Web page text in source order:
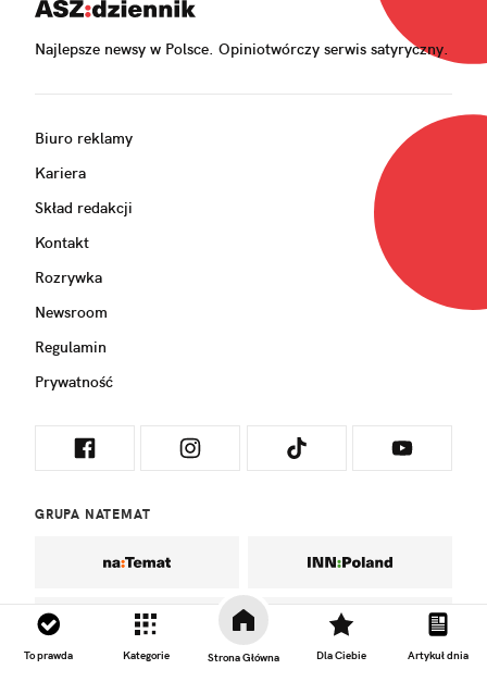
To prawda Kategorie Strona Główna Dla Ciebie Artykuł dnia
Najlepsze newsy w Polsce. Opiniotwórczy serwis satyryczny.
Biuro reklamy
Kariera
Skład redakcji
Kontakt
Rozrywka
Newsroom
Regulamin
Prywatność
GRUPA NATEMAT